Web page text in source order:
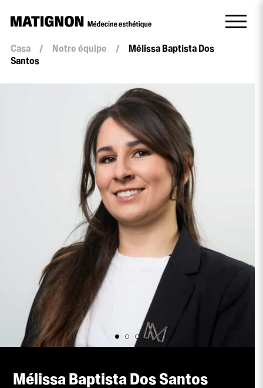
Casa / Notre équipe /
Mélissa Baptista Dos
Santos
Mélissa Baptista Dos Santos